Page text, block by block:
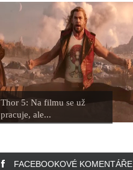
Thor 5: Na filmu se už
pracuje, ale...
FACEBOOKOVÉ KOMENTÁŘE